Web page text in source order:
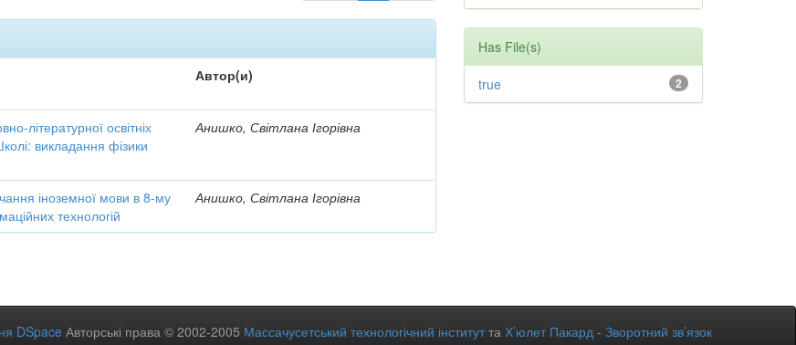
Автор(и)
літературної освітніх
викладання фізики
Анишко, Світлана Ігорівна
іноземної мови в 8-му
технологій
Анишко, Світлана Ігорівна
Has File(s)
2
true
DSpace Авторські права © 2002-2005 Массачусетський технологічний інститутта Х’юлет Пакард - Зворотний зв’язок